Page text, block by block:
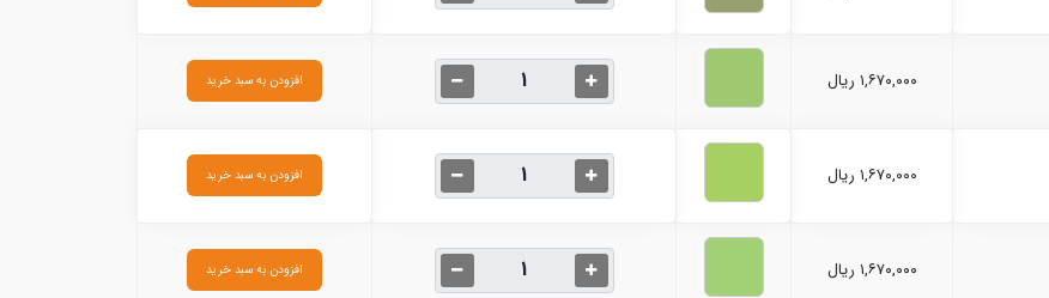
۱,۶۷۰,۰۰۰ ریال افزودن به سبد خرید
۱,۶۷۰,۰۰۰ ریال افزودن به سبد خرید
۱,۶۷۰,۰۰۰ ریال افزودن به سبد خرید